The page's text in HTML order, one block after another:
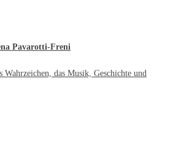
Pavarotti-Freni
das Musik, Geschichte und